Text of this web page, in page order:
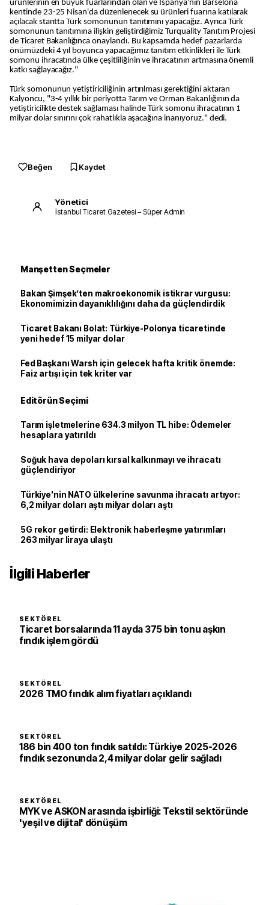
ürünlerinin en büyük fuarlarından olan ve İspanya'nın Barselona
kentinde 23-25 Nisan'da düzenlenecek su ürünleri fuarına katılarak
açılacak stantta Türk somonunun tanıtımını yapacağız. Ayrıca Türk
somonunun tanıtımına ilişkin geliştirdiğimiz Turquality Tanıtım Projesi
de Ticaret Bakanlığınca onaylandı. Bu kapsamda hedef pazarlarda
önümüzdeki 4 yıl boyunca yapacağımız tanıtım etkinlikleri ile Türk
somonu ihracatında ülke çeşitliliğinin ve ihracatının artmasına önemli
katkı sağlayacağız."
Türk somonunun yetiştiriciliğinin artırılması gerektiğini aktaran
Kalyoncu, "3-4 yıllık bir periyotta Tarım ve Orman Bakanlığının da
yetiştiricilikte destek sağlaması halinde Türk somonu ihracatının 1
milyar dolar sınırını çok rahatlıkla aşacağına inanıyoruz." dedi.
Beğen Kaydet
Yönetici
İstanbul Ticaret Gazetesi – Süper Admin
Manşetten Seçmeler
Bakan Şimşek’ten makroekonomik istikrar vurgusu:
Ekonomimizin dayanıklılığını daha da güçlendirdik
Ticaret Bakanı Bolat: Türkiye-Polonya ticaretinde
yeni hedef 15 milyar dolar
Fed Başkanı Warsh için gelecek hafta kritik önemde:
Faiz artışı için tek kriter var
Editörün Seçimi
Tarım işletmelerine 634.3 milyon TL hibe: Ödemeler
hesaplara yatırıldı
Soğuk hava depoları kırsal kalkınmayı ve ihracatı
güçlendiriyor
Türkiye'nin NATO ülkelerine savunma ihracatı artıyor:
6,2 milyar doları aştı milyar doları aştı
5G rekor getirdi: Elektronik haberleşme yatırımları
263 milyar liraya ulaştı
İlgili Haberler
SEKTÖREL
Ticaret borsalarında 11 ayda 375 bin tonu aşkın
fındık işlem gördü
SEKTÖREL
2026 TMO fındık alım fiyatları açıklandı
SEKTÖREL
186 bin 400 ton fındık satıldı: Türkiye 2025-2026
fındık sezonunda 2,4 milyar dolar gelir sağladı
SEKTÖREL
MYK ve ASKON arasında işbirliği: Tekstil sektöründe
'yeşil ve dijital' dönüşüm